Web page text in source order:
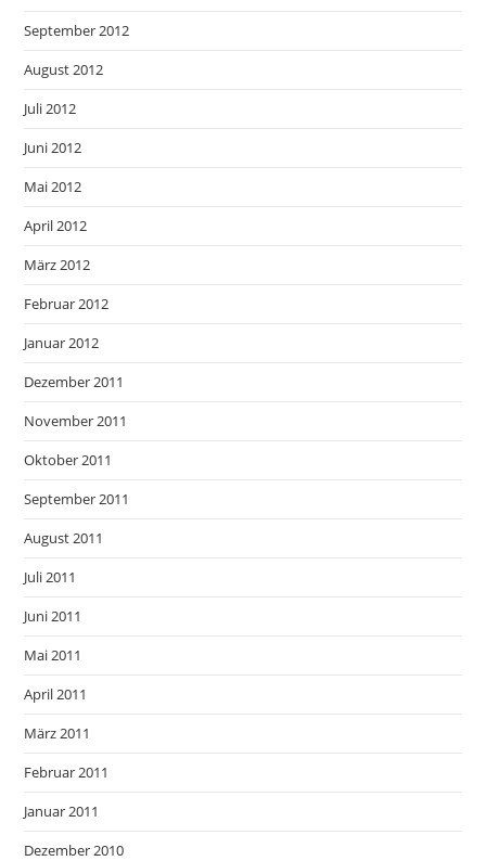
September 2012
August 2012
Juli 2012
Juni 2012
Mai 2012
April 2012
März 2012
Februar 2012
Januar 2012
Dezember 2011
November 2011
Oktober 2011
September 2011
August 2011
Juli 2011
Juni 2011
Mai 2011
April 2011
März 2011
Februar 2011
Januar 2011
Dezember 2010